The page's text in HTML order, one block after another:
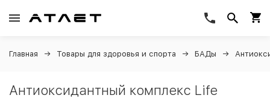
Главная Товары для здоровья и спорта БАДы
Антиоксидантный комплекс Life